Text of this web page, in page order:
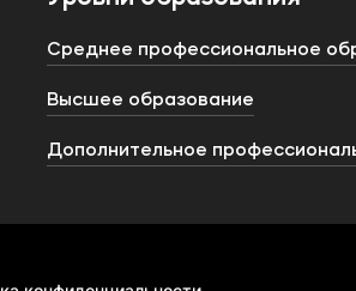
Среднее профессиональное
Высшее образование
Дополнительное